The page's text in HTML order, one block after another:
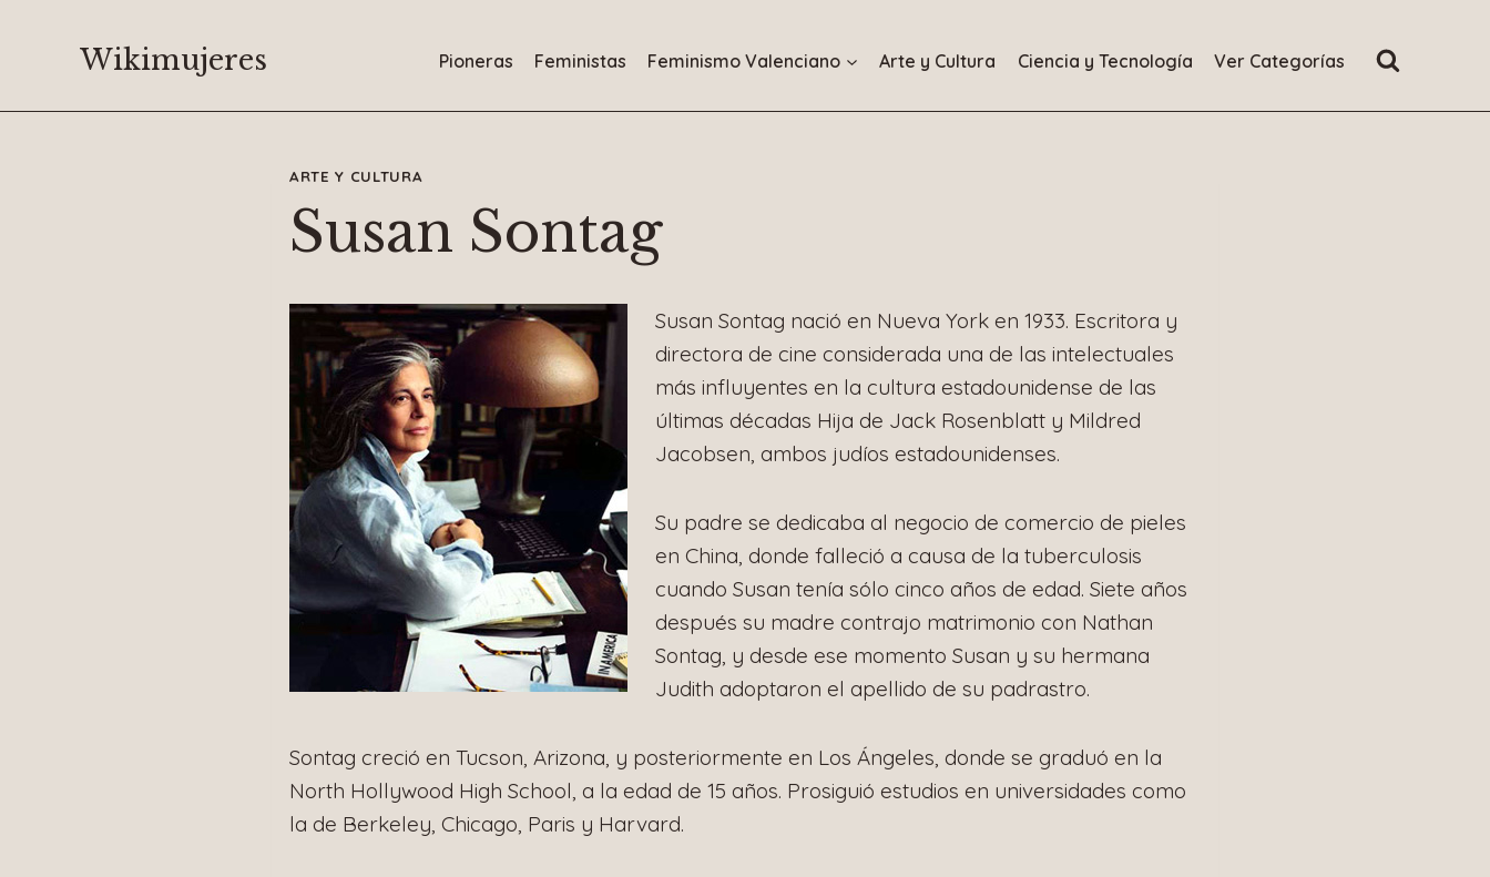
Wikimujeres Pioneras Feministas Feminismo Valenciano Arte y Cultura Ciencia y Tecnología Ver Categorías
ARTE Y CULTURA
Susan Sontag
Susan Sontag nació en Nueva York en 1933. Escritora y
directora de cine considerada una de las intelectuales
más influyentes en la cultura estadounidense de las
últimas décadas Hija de Jack Rosenblatt y Mildred
Jacobsen, ambos judíos estadounidenses.
Su padre se dedicaba al negocio de comercio de pieles
en China, donde falleció a causa de la tuberculosis
cuando Susan tenía sólo cinco años de edad. Siete años
después su madre contrajo matrimonio con Nathan
Sontag, y desde ese momento Susan y su hermana
Judith adoptaron el apellido de su padrastro.
Sontag creció en Tucson, Arizona, y posteriormente en Los Ángeles, donde se graduó en la
North Hollywood High School, a la edad de 15 años. Prosiguió estudios en universidades como
la de Berkeley, Chicago, Paris y Harvard.